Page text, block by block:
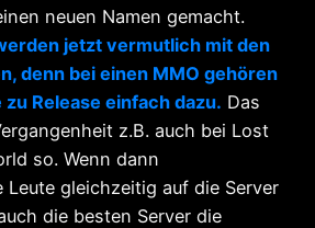
neuen Namen gemacht.
jetzt vermutlich mit den
denn bei einen MMO gehören
Release einfach dazu. Das
z.B. auch bei Lost
so. Wenn dann
Leute gleichzeitig auf die Server
die besten Server die